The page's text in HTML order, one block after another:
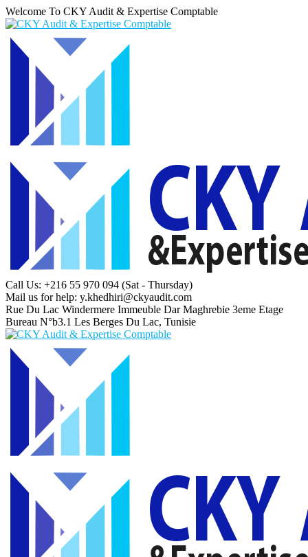
Welcome To CKY Audit & Expertise Comptable
Call Us: +216 55 970 094 (Sat - Thursday)
Mail us for help: y.khedhiri@ckyaudit.com
Rue Du Lac Windermere Immeuble Dar Maghrebie 3eme Etage
Bureau N°b3.1 Les Berges Du Lac, Tunisie